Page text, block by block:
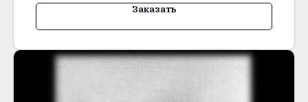
Заказать